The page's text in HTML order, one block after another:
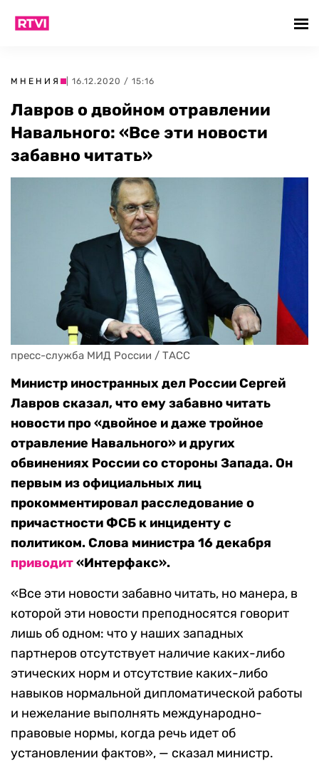
МНЕНИЯ | 16.12.2020 / 15:16
Лавров о двойном отравлении
Навального: «Все эти новости
забавно читать»
пресс-служба МИД России / ТАСС
Министр иностранных дел России Сергей
Лавров сказал, что ему забавно читать
новости про «двойное и даже тройное
отравление Навального» и других
обвинениях России со стороны Запада. Он
первым из официальных лиц
прокомментировал расследование о
причастности ФСБ к инциденту с
политиком. Слова министра 16 декабря
приводит«Интерфакс».
«Все эти новости забавно читать, но манера, в
которой эти новости преподносятся говорит
лишь об одном: что у наших западных
партнеров отсутствует наличие каких-либо
этических норм и отсутствие каких-либо
навыков нормальной дипломатической работы
и нежелание выполнять международно-
правовые нормы, когда речь идет об
установлении фактов», — сказал министр.